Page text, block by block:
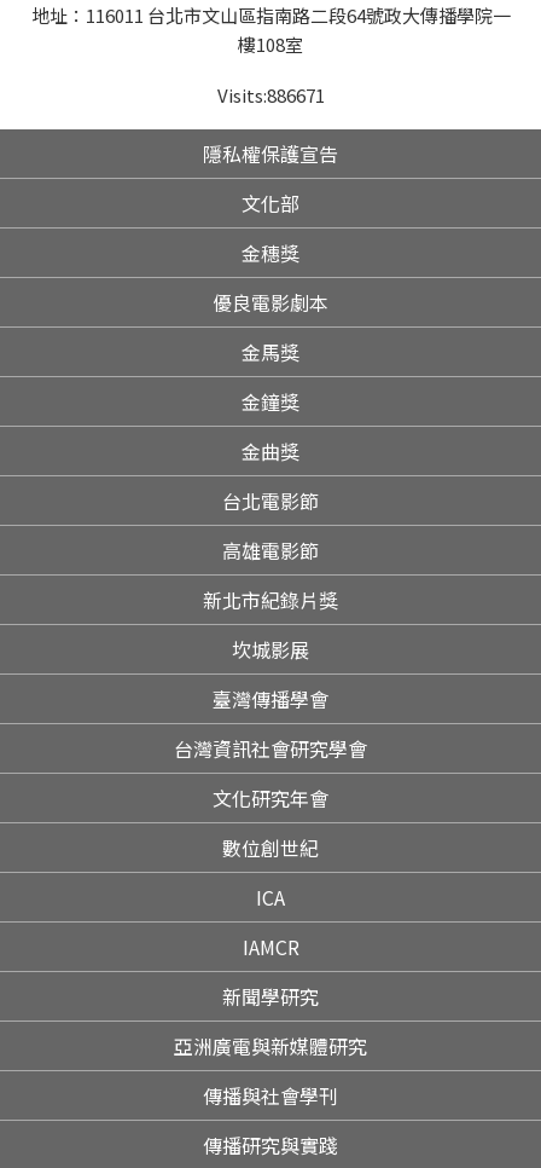
地址：116011 台北市文山區指南路二段64號政大傳播學院一
樓108室
Visits:886671
隱私權保護宣告
文化部
金穗獎
優良電影劇本
金馬獎
金鐘獎
金曲獎
台北電影節
高雄電影節
新北市紀錄片獎
坎城影展
臺灣傳播學會
台灣資訊社會研究學會
文化研究年會
數位創世紀
ICA
IAMCR
新聞學研究
亞洲廣電與新媒體研究
傳播與社會學刊
傳播研究與實踐